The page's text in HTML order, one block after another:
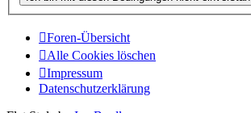
Foren-Übersicht
Alle Cookies löschen
Impressum
Datenschutzerklärung